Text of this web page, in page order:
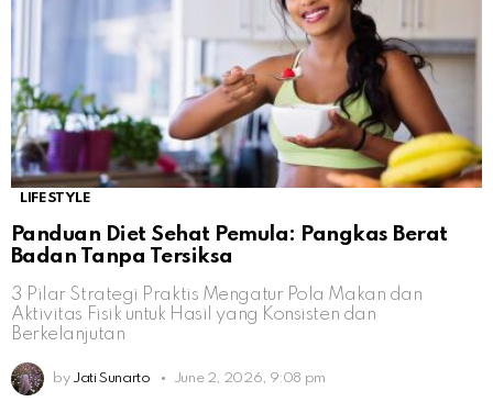
LIFESTYLE
Panduan Diet Sehat Pemula: Pangkas Berat
Badan Tanpa Tersiksa
3 Pilar Strategi Praktis Mengatur Pola Makan dan
Aktivitas Fisik untuk Hasil yang Konsisten dan
Berkelanjutan
by Jati Sunarto June 2, 2026, 9:08 pm